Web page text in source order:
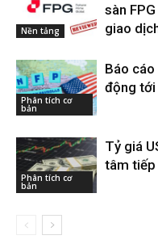
Nền tảng
sàn
giao
Phân tích cơ
bản
Báo
động tới
Phân tích cơ
bản
Tỷ giá
tâm tiếp